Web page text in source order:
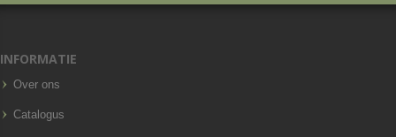
INFORMATIE
Over ons
Catalogus